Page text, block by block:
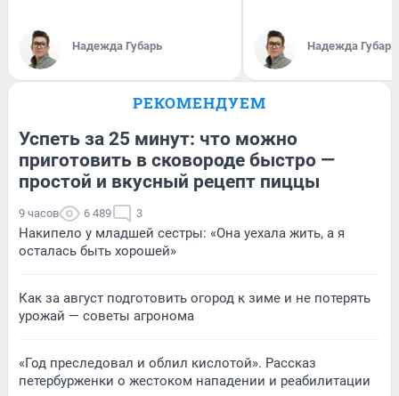
Надежда Губарь Надежда Губарь
РЕКОМЕНДУЕМ
Успеть за 25 минут: что можно
приготовить в сковороде быстро —
простой и вкусный рецепт пиццы
9 часов 6 489 3
Накипело у младшей сестры: «Она уехала жить, а я
осталась быть хорошей»
Как за август подготовить огород к зиме и не потерять
урожай — советы агронома
«Год преследовал и облил кислотой». Рассказ
петербурженки о жестоком нападении и реабилитации